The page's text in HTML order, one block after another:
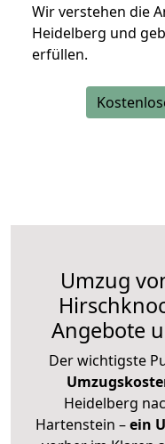
Wir verstehen die
Heidelberg und
erfüllen.
Umzug
Angebote
Der wichtigste
Heidelberg
Hartenstein –ein